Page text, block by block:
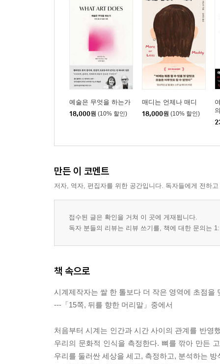
예술은 무엇을 하는가
18,000원 (10% 할인)
매디는 언제나 매디
18,000원 (10% 할인)
만든 이 코멘트
저자, 역자, 편집자를 위한 공간입니다. 독자들에게 전하
접수된 글은 확인을 거쳐 이 곳에 게재됩니다.
독자 분들의 리뷰는 리뷰 쓰기를, 책에 대한 문의는
책 속으로
시계제작자는 쌀 한 톨보다 더 작은 영역에 초점
---「15쪽, 뒤를 향한 머리말」중에서
처음부터 시계는 인간과 시간 사이의 관계를 반영
우리의 문화적 인식을 측정한다. 뼈를 깎아 만든
우리를 둘러싼 세상을 세고, 측정하고, 분석하는 방